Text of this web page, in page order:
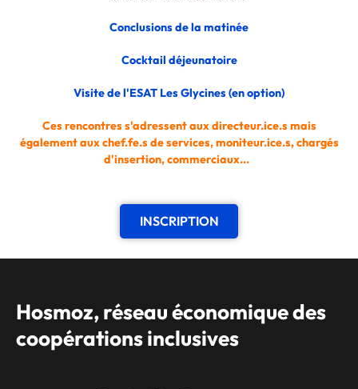
Conclusions de la matinée
Cocktail déjeunatoire
Visite de l'ESAT Les Glycines (en option)
Ces rencontres s'adressent aux directeur.ice.s mais
également aux chef.fe.s de services, moniteur.ice.s, chargés
d'insertion, commerciaux...
INSCRIPTION
Hosmoz, réseau économique des
coopérations inclusives